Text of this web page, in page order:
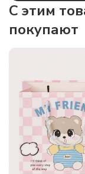
C этим
покупают